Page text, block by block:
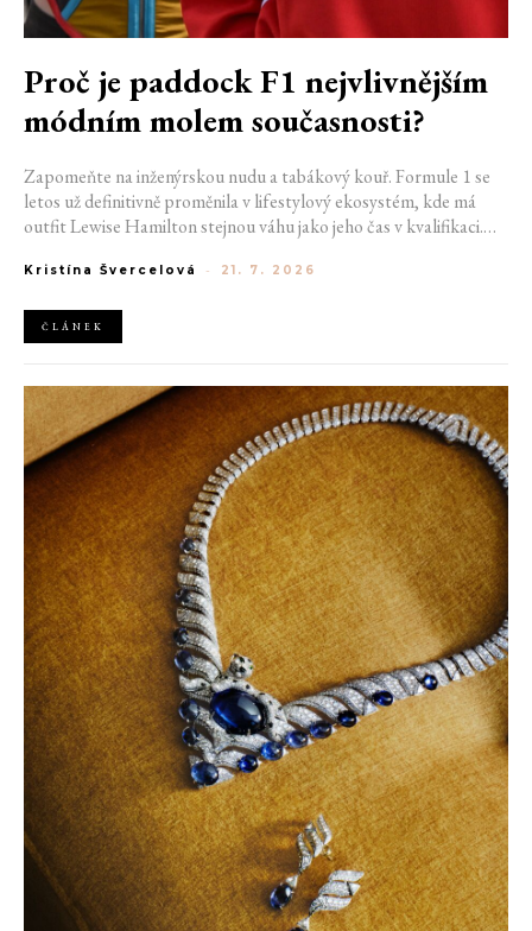
Proč je paddock F1 nejvlivnějším
módním molem současnosti?
Zapomeňte na inženýrskou nudu a tabákový kouř. Formule 1 se
letos už definitivně proměnila v lifestylový ekosystém, kde má
outfit Lewise Hamilton stejnou váhu jako jeho čas v kvalifikaci.
nové generace influencerů a fenoménu manželek a partnerek
ale příslušnost k nejrychlejší fashion komunitě světa. Jak se z
"Racing Core" stala uniforma ulice a proč nás drama v paddocku
Kristína Švercelová - 21. 7. 2026
ČLÁNEK